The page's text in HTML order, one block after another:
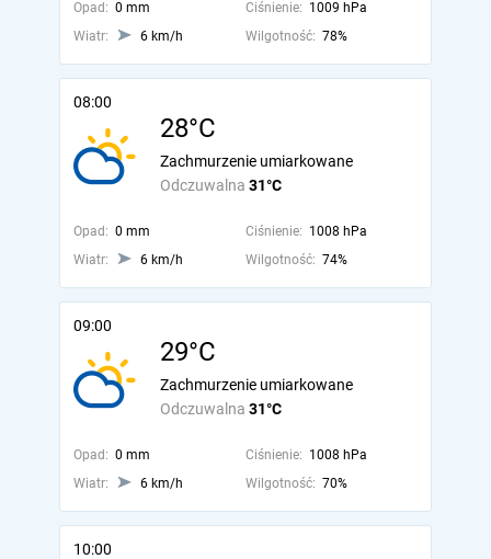
Opad: 0 mm Ciśnienie: 1009 hPa
Wiatr:
6 km/h Wilgotność: 78%
08:00
28°C
Odczuwalna 31°C
Zachmurzenie umiarkowane
Opad: 0 mm Ciśnienie: 1008 hPa
Wiatr:
6 km/h Wilgotność: 74%
09:00
29°C
Odczuwalna 31°C
Zachmurzenie umiarkowane
Opad: 0 mm Ciśnienie: 1008 hPa
Wiatr:
6 km/h Wilgotność: 70%
10:00